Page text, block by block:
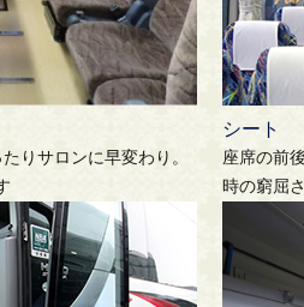
りサロンに早変わり。
シート
座席の前
時の窮屈